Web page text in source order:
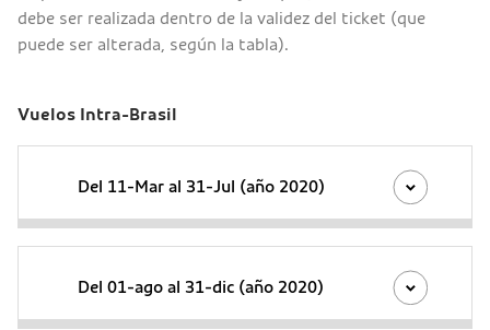
debe ser realizada dentro de la validez del ticket (que
puede ser alterada, según la tabla).
Vuelos Intra-Brasil
Del 11-Mar al 31-Jul (año 2020)
Del 01-ago al 31-dic (año 2020)